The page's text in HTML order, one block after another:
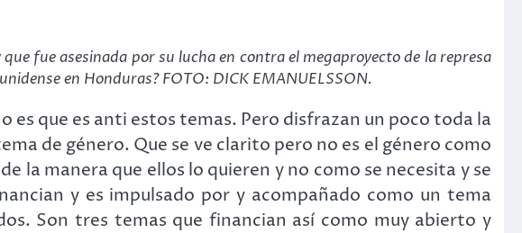
fue asesinada por su lucha en contra el megaproyecto de la represa
en Honduras? FOTO: DICK EMANUELSSON.
es que es anti estos temas. Pero disfrazan un poco toda la
de género. Que se ve clarito pero no es el género como
la manera que ellos lo quieren y no como se necesita y se
y es impulsado por y acompañado como un tema
Son tres temas que financian así como muy abierto y